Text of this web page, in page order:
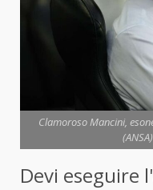
Clamoroso Mancini,
Devi eseguire